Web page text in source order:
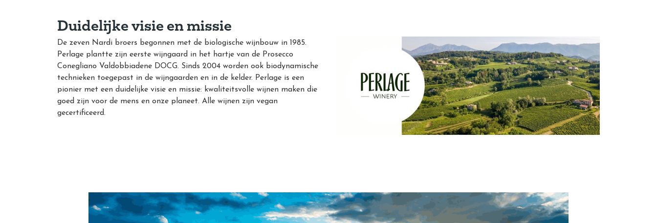
Duidelijke visie en missie
De zeven Nardi broers begonnen met de biologische wijnbouw in 1985.
Perlage plantte zijn eerste wijngaard in het hartje van de Prosecco
Conegliano Valdobbiadene DOCG. Sinds 2004 worden ook biodynamische
technieken toegepast in de wijngaarden en in de kelder. Perlage is een
pionier met een duidelijke visie en missie: kwaliteitsvolle wijnen maken die
goed zijn voor de mens en onze planeet. Alle wijnen zijn vegan
gecertificeerd.